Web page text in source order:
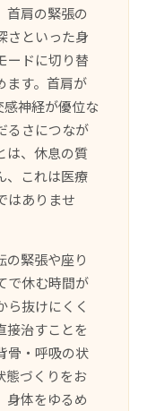
首肩の緊張の
さといった身
ードに切り替
ます。首肩が
感神経が優位な
るさにつなが
は、休息の質
、これは医療
はありませ
の緊張や座り
で休む時間が
ら抜けにくく
接治すことを
骨・呼吸の状
態づくりをお
身体をゆるめ